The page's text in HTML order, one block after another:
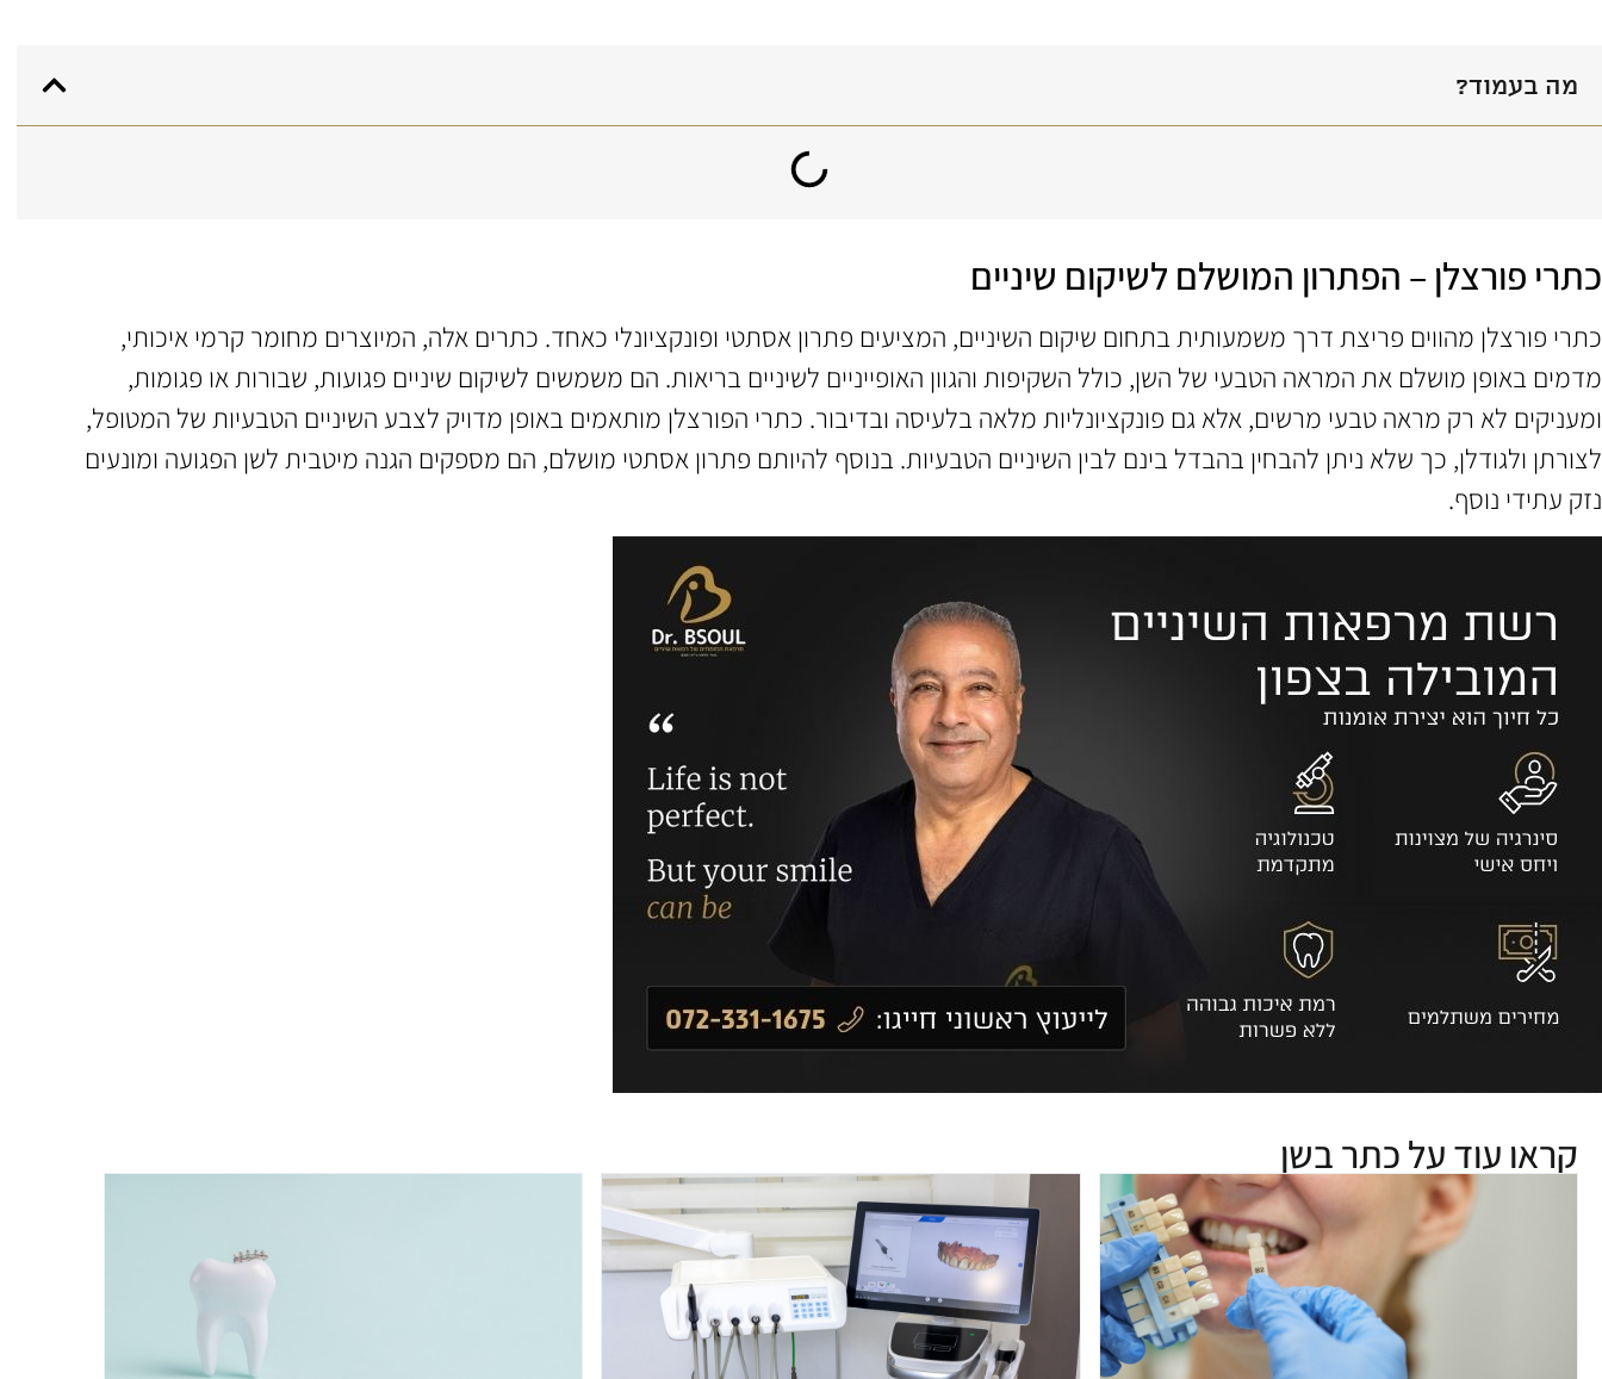
כתרי פורצלן – הפתרון המושלם לשיקום שיניים
כתרי פורצלן מהווים פריצת דרך משמעותית בתחום שיקום השיניים, המציעים פתרון אסתטי ופונקציונלי כאחד. כתרים אלה, המיוצרים מחומר קרמי איכותי,
מדמים באופן מושלם את המראה הטבעי של השן, כולל השקיפות והגוון האופייניים לשיניים בריאות. הם משמשים לשיקום שיניים פגועות, שבורות או פגומות,
ומעניקים לא רק מראה טבעי מרשים, אלא גם פונקציונליות מלאה בלעיסה ובדיבור. כתרי הפורצלן מותאמים באופן מדויק לצבע השיניים הטבעיות של המטופל,
לצורתן ולגודלן, כך שלא ניתן להבחין בהבדל בינם לבין השיניים הטבעיות. בנוסף להיותם פתרון אסתטי מושלם, הם מספקים הגנה מיטבית לשן הפגועה ומונעים
נזק עתידי נוסף.
קראו עוד עלכתר בשן
מה בעמוד?